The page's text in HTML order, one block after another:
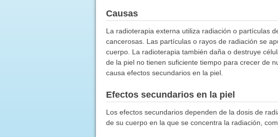
Causas
La radioterapia externa utiliza radiación o partículas
cancerosas. Las partículas o rayos de radiación se
cuerpo. La radioterapia también daña o destruye
de la piel no tienen suficiente tiempo para crecer de
causa efectos secundarios en la piel.
Efectos secundarios en la piel
Los efectos secundarios dependen de la dosis de
de su cuerpo en la que se concentra la radiación,